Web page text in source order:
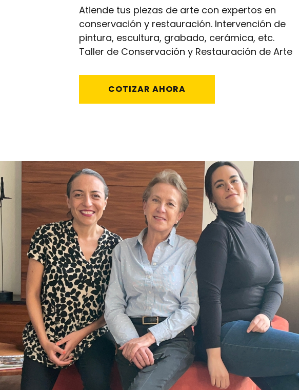
Atiende tus piezas de arte con expertos en
conservación y restauración. Intervención de
pintura, escultura, grabado, cerámica, etc.
Taller de Conservación y Restauración de Arte
COTIZAR AHORA